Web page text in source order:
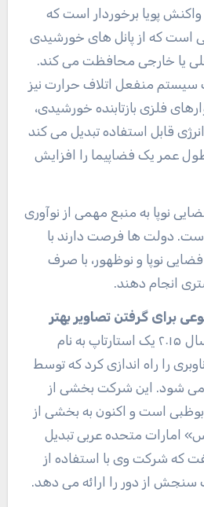
واکنش پویا برخوردار است که
است که از پانل های خورشیدی
یا خارجی محافظت می کند.
سیستم منفعل اتلاف حرارت نیز
فلزی بازتابنده خورشیدی،
قابل استفاده تبدیل می کند
عمر یک فضاپیما را افزایش
نوپا به منبع مهمی از نوآوری
دولت ها فرصت دارند با
نوپا و نوظهور، با صرف
انجام دهند.
برای گرفتن تصاویر بهتر
مصطفی الهاشمی در سال ۲۰۱۵ یک استارتاپ به نام
را راه اندازی کرد که توسط
می شود. این شرکت بخشی از
برنامه تشویقی Hub۷۱ ابوظبی است و اکنون به بخشی از
امارات متحده عربی تبدیل
که شرکت وی با استفاده از
از دور را ارائه می دهد.